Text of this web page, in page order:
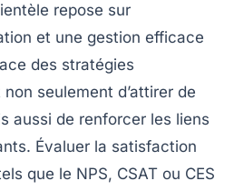
repose sur
et une gestion efficace
des stratégies
non seulement d’attirer de
aussi de renforcer les liens
Évaluer la satisfaction
que le NPS, CSAT ou CES